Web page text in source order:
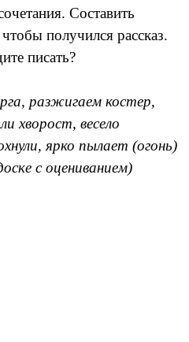
Составить
получился рассказ.
писать?
разжигаем костер,
хворост, весело
ярко пылает (огонь)
с оцениванием)